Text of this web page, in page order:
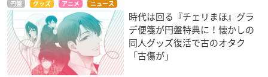
円盤 グッズ アニメ ニュース
時代は回る『チェリまほ』グラ
デ便箋が円盤特典に！懐かしの
同人グッズ復活で古のオタク
「古傷が」